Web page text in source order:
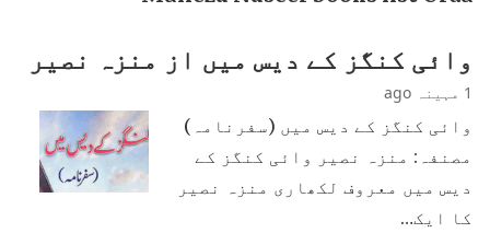
وائی کنگز کے دیس میں از منزہ نصیر
1 مہینہ ago
وائی کنگز کے دیس میں (سفرنامہ)
مصنفہ: منزہ نصیر وائی کنگز کے
دیس میں معروف لکھاری منزہ نصیر
کا ایک…